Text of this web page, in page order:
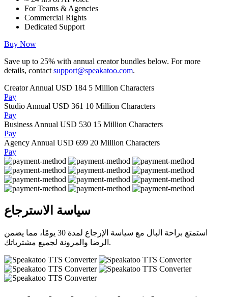
For Teams & Agencies
Commercial Rights
Dedicated Support
Buy Now
Save up to 25% with annual creator bundles below. For more
details, contact support@speakatoo.com.
Creator Annual USD 184 5 Million Characters
Pay
Studio Annual USD 361 10 Million Characters
Pay
Business Annual USD 530 15 Million Characters
Pay
Agency Annual USD 699 20 Million Characters
Pay
سياسة الاسترجاع
استمتع براحة البال مع سياسة الإرجاع لمدة 30 يومًا، مما يضمن
الرضا والمرونة لجميع مشترياتك.